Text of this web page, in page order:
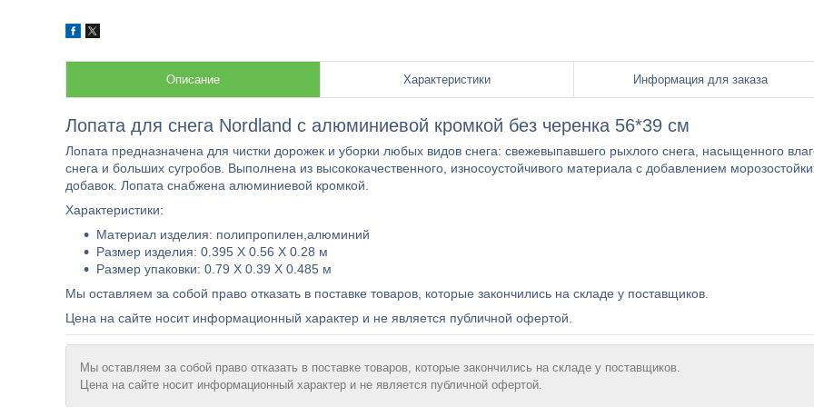
Описание Характеристики Информация для заказа
Лопата для снега Nordland с алюминиевой кромкой без черенка 56*39 см
Лопата предназначена для чистки дорожек и уборки любых видов снега: свежевыпавшего рыхлого снега, насыщенного
снега и больших сугробов. Выполнена из высококачественного, износоустойчивого материала с добавлением
добавок. Лопата снабжена алюминиевой кромкой.
Характеристики:
Материал изделия: полипропилен,алюминий
Размер изделия: 0.395 X 0.56 X 0.28 м
Размер упаковки: 0.79 X 0.39 X 0.485 м
Мы оставляем за собой право отказать в поставке товаров, которые закончились на складе у поставщиков.
Цена на сайте носит информационный характер и не является публичной офертой.
Мы оставляем за собой право отказать в поставке товаров, которые закончились на складе у поставщиков.
Цена на сайте носит информационный характер и не является публичной офертой.